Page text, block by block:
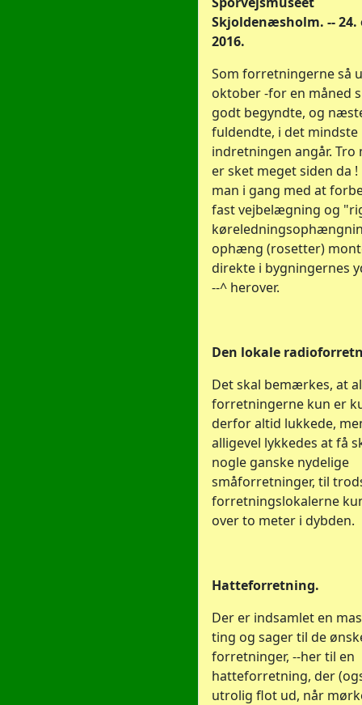
Skjoldenæsholm. --
2016.
Som forretningerne så
oktober -for en måned
godt begyndte, og
fuldendte, i det mindste
indretningen angår. Tro
er sket meget siden da !
man i gang med at
fast vejbelægning og
ophæng (rosetter)
direkte i bygningernes
--^ herover.
Den lokale
Det skal bemærkes, at
forretningerne kun er
derfor altid lukkede,
alligevel lykkedes at få
nogle ganske nydelige
småforretninger, til
forretningslokalerne
over to meter i dybden.
Hatteforretning.
Der er indsamlet en
ting og sager til de
forretninger, --her til en
hatteforretning, der
utrolig flot ud, når